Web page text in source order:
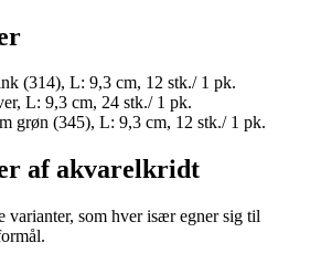
(314), L: 9,3 cm, 12 stk./ 1 pk.
L: 9,3 cm, 24 stk./ 1 pk.
grøn (345), L: 9,3 cm, 12 stk./ 1 pk.
af akvarelkridt
som hver især egner sig til